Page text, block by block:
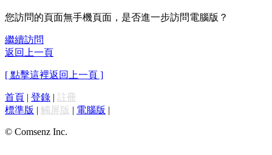
您訪問的頁面無手機頁面，是否進一步訪問電腦版？
繼續訪問
返回上一頁
[ 點擊這裡返回上一頁 ]
首頁 | 登錄 | 註冊
標準版 | 觸屏版 | 電腦版 |
© Comsenz Inc.